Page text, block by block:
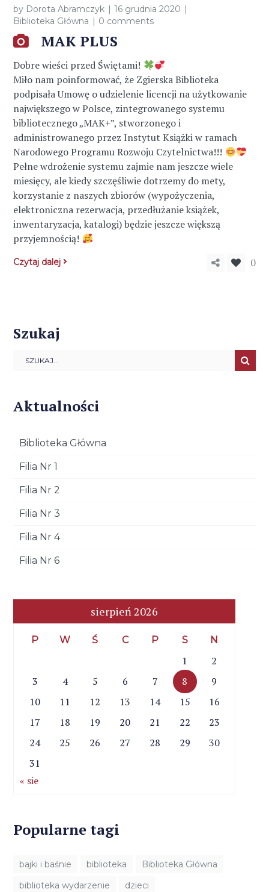
by Dorota Abramczyk
16 grudnia 2020
Biblioteka Główna
0 comments
MAK PLUS
Dobre wieści przed Świętami!
Miło nam poinformować, że Zgierska Biblioteka
podpisała Umowę o udzielenie licencji na użytkowanie
największego w Polsce, zintegrowanego systemu
bibliotecznego „MAK+”, stworzonego i
administrowanego przez Instytut Książki w ramach
Narodowego Programu Rozwoju Czytelnictwa!!!
Pełne wdrożenie systemu zajmie nam jeszcze wiele
miesięcy, ale kiedy szczęśliwie dotrzemy do mety,
korzystanie z naszych zbiorów (wypożyczenia,
elektroniczna rezerwacja, przedłużanie książek,
inwentaryzacja, katalogi) będzie jeszcze większą
przyjemnością!
Czytaj dalej 0
Szukaj
Aktualności
Biblioteka Główna
Filia Nr 1
Filia Nr 2
Filia Nr 3
Filia Nr 4
Filia Nr 6
sierpień 2026
P W Ś C P S N
1
2
3
4 5 6 7 8
9
10
11 12 13 14 15
16
17
18 19 20 21 22
23
24
25 26 27 28 29
30
31
« sie
Popularne tagi
bajki i baśnie biblioteka
Biblioteka Główna
biblioteka wydarzenie
dzieci